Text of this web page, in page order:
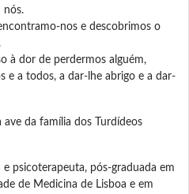
nós.
nos e descobrimos o
à dor de perdermos alguém,
e a todos, a dar-lhe abrigo e a dar-
ave da família dos Turdídeos
e psicoterapeuta, pós-graduada em
de Medicina de Lisboa e em